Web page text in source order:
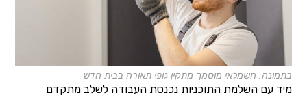
בתמונה: חשמלאי מוסמך מתקין גופי תאורה בבית חדש
מיד עם השלמת התוכניות נכנסת העבודה לשלב מתקדם